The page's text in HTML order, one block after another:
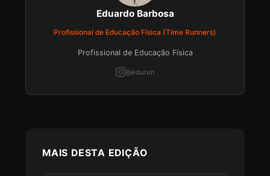
Eduardo Barbosa
Profissional de Educação Física (Time Runners)
Profissional de Educação Física
@edurun
MAIS DESTA EDIÇÃO